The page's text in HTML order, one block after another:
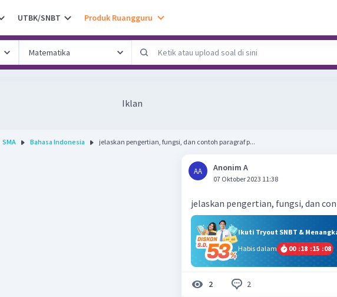
UTBK/SNBT Produk Ruangguru
Iklan
SMA Bahasa Indonesia jelaskan pengertian, fungsi, dan contoh paragraf p...
AA Anonim A
07 Oktober 2023 11:38
jelaskan pengertian, fungsi, dan
Ikuti Tryout SNBT &
Habis dalam
00 :18 :15 :07
2 2